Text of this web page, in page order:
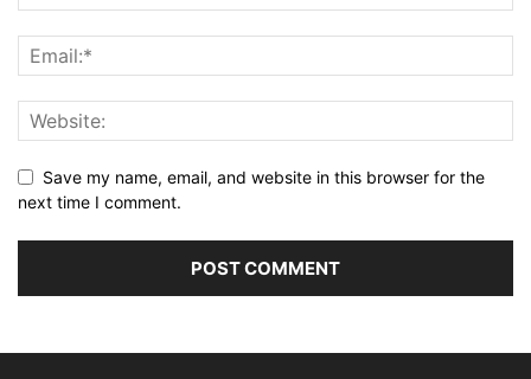
Save my name, email, and website in this browser for the
next time I comment.